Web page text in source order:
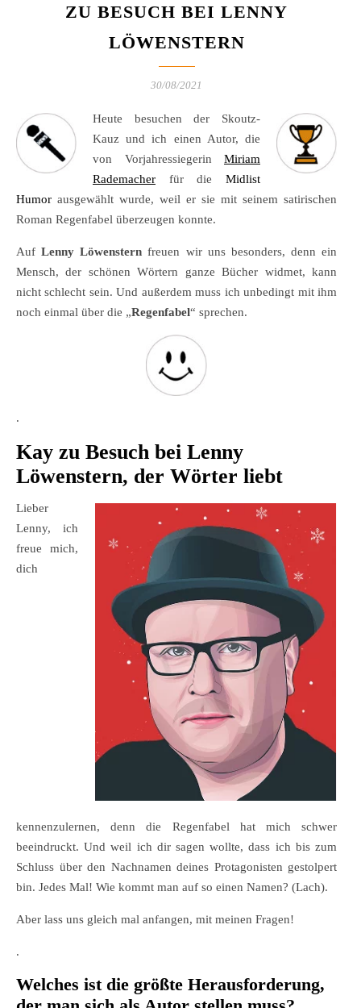
ZU BESUCH BEI LENNY
LÖWENSTERN
30/08/2021
Heute besuchen der Skoutz-
Kauz und ich einen Autor, die
von Vorjahressiegerin Miriam
Rademacher für die Midlist
Humor ausgewählt wurde, weil er sie mit seinem satirischen
Roman Regenfabel überzeugen konnte.
AufLenny Löwenstern freuen wir uns besonders, denn ein
Mensch, der schönen Wörtern ganze Bücher widmet, kann
nicht schlecht sein. Und außerdem muss ich unbedingt mit ihm
noch einmal über die „Regenfabel“ sprechen.
.
Kay zu Besuch bei Lenny
Löwenstern, der Wörter liebt
Lieber
Lenny, ich
freue mich,
dich
kennenzulernen, denn die Regenfabel hat mich schwer
beeindruckt. Und weil ich dir sagen wollte, dass ich bis zum
Schluss über den Nachnamen deines Protagonisten gestolpert
bin. Jedes Mal! Wie kommt man auf so einen Namen? (Lach).
Aber lass uns gleich mal anfangen, mit meinen Fragen!
.
Welches ist die größte Herausforderung,